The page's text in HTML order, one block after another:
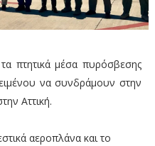
πτητικά μέσα πυρόσβεσης
να συνδράμουν στην
Αττική.
αεροπλάνα και το